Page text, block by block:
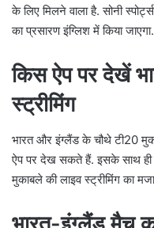
के लिए मिलने वाला है. सोनी
का प्रसारण इंग्लिश में किया जाएगा.
किस ऐप पर देखें
स्ट्रीमिंग
भारत और इंग्लैंड के चौथे टी20
ऐप पर देख सकते हैं. इसके साथ ही
मुकाबले की लाइव स्ट्रीमिंग का